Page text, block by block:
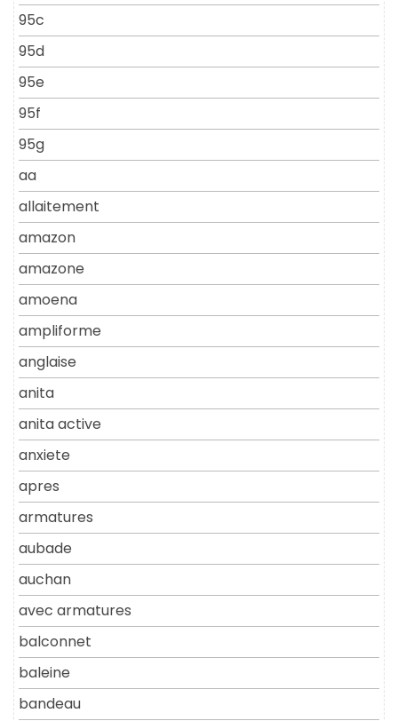
95c
95d
95e
95f
95g
aa
allaitement
amazon
amazone
amoena
ampliforme
anglaise
anita
anita active
anxiete
apres
armatures
aubade
auchan
avec armatures
balconnet
baleine
bandeau